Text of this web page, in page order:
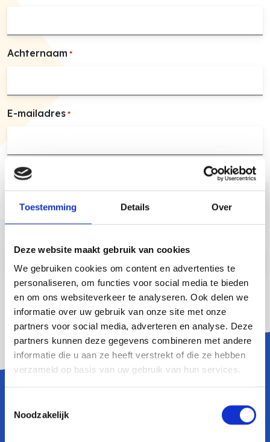
Toestemming Details Over
Deze website maakt gebruik van cookies
We gebruiken cookies om content en advertenties te
personaliseren, om functies voor social media te bieden
en om ons websiteverkeer te analyseren. Ook delen we
informatie over uw gebruik van onze site met onze
partners voor social media, adverteren en analyse. Deze
partners kunnen deze gegevens combineren met andere
informatie die u aan ze heeft verstrekt of die ze hebben
verzameld op basis van uw gebruik van hun services.
Noodzakelijk
Achternaam *
E-mailadres *
Organisatie
Expertises